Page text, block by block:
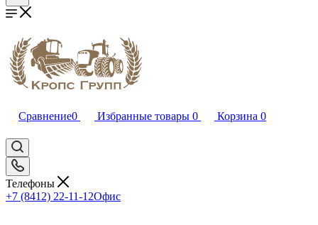
Сравнение0 Избранные товары 0 Корзина 0
Телефоны
+7 (8412) 22-11-12Офис